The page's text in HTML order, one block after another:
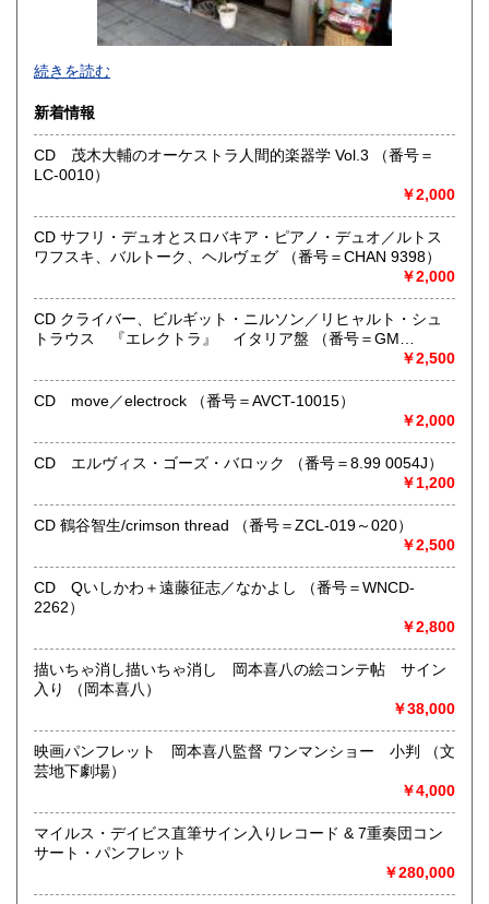
0円 大分県
●当店では国内送料は無料です。（特記されたものを除きま
す）。
ール、定形外郵便、
ネコポス、ヤマト宅急便などでお届けしています。
但し、お客様が配送方法をご指定になる場合又は、
後払いをご希望の場合は送料の実費をお支払い頂きます。
代引きをご希望の場合は代引き手数料及び送料の実費をお
支払い下さい。
●公費ご購入を承ります。 送料は実費をご負担下さい。 お
支払いは後払いが可能です。
※当店は【インボイス制度】の適格請求書発行事業者では
ございません。
●当店では迅速な発送を心掛けています。
ご送金、ご決済の確認が出来ましたら通常24時間以内にお
●商品の発送に際しては水濡れ対策等、丁寧な梱包を心掛けて
す。 ご容赦下さい。
●当店は古書以外にも様々な商品を取り扱っています。下記
沿線名：東急田園都市線
最寄駅：三軒茶屋駅北出口Aから下北沢方面へ6分 ゴリラビ
ルの向かい 小田急バス太子堂停留所前
営業時間：平日=10:00〜19:00 日曜・祭日=12:00～18:00
定休日：火曜日
書籍の買取について
店頭買取り、出張買取りを承っております。
お気軽にご相談下さい。
取り扱い分野
一般（その他）
アナログ・レコードやCDなどの音楽・音声・映像メディア
続きを読む
新着情報
CD 茂木大輔のオーケストラ人間的楽器学 Vol.3 （番号＝
LC-0010）
￥2,000
CD サフリ・デュオとスロバキア・ピアノ・デュオ／ルトス
ワフスキ、バルトーク、ヘルヴェグ （番号＝CHAN 9398）
￥2,000
CD クライバー、ビルギット・ニルソン／リヒャルト・シュ
トラウス 『エレクトラ』 イタリア盤 （番号＝GM
￥2,500
CD move／electrock （番号＝AVCT-10015）
￥2,000
CD エルヴィス・ゴーズ・バロック （番号＝8.99 0054J）
￥1,200
CD 鶴谷智生/crimson thread （番号＝ZCL-019～020）
￥2,500
CD Qいしかわ＋遠藤征志／なかよし （番号＝WNCD-
2262）
￥2,800
描いちゃ消し描いちゃ消し 岡本喜八の絵コンテ帖 サイン
入り （岡本喜八）
￥38,000
映画パンフレット 岡本喜八監督 ワンマンショー 小判 （文
芸地下劇場）
￥4,000
マイルス・デイビス直筆サイン入りレコード & 7重奏団コン
サート・パンフレット
￥280,000